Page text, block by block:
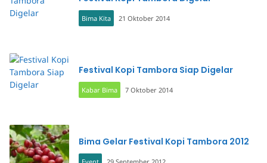
Bima Kita 21 Oktober 2014
Festival Kopi Tambora Siap Digelar
Kabar Bima 7 Oktober 2014
Bima Gelar Festival Kopi Tambora 2012